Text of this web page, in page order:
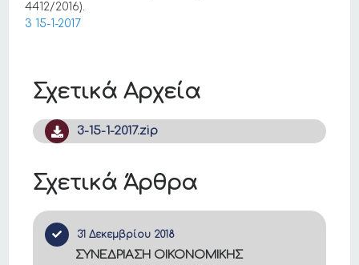
Σχετικά Αρχεία
3-15-1-2017.zip
Σχετικά Άρθρα
31 Δεκεμβρίου 2018
ΣΥΝΕΔΡΙΑΣΗ ΟΙΚΟΝΟΜΙΚΗΣ
4412/2016).
3 15-1-2017